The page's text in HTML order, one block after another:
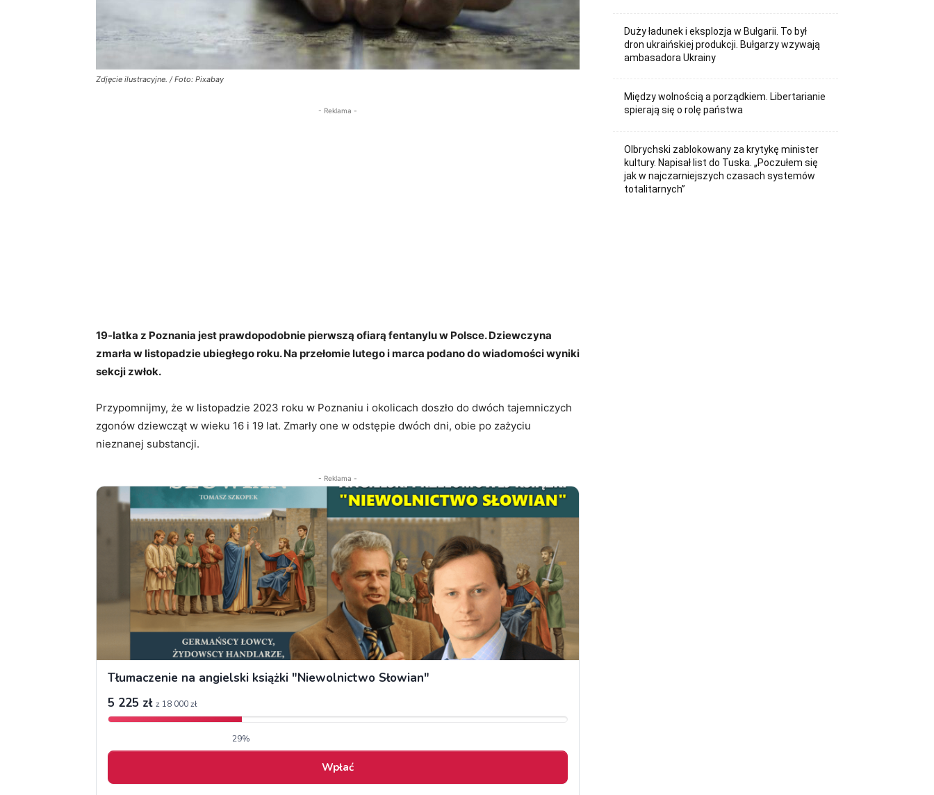
Zdjęcie ilustracyjne. / Foto: Pixabay
- Reklama -
19-latka z Poznania jest prawdopodobnie pierwszą ofiarą fentanylu w Polsce. Dziewczyna
zmarła w listopadzie ubiegłego roku. Na przełomie lutego i marca podano do wiadomości wyniki
sekcji zwłok.
Przypomnijmy, że w listopadzie 2023 roku w Poznaniu i okolicach doszło do dwóch tajemniczych
zgonów dziewcząt w wieku 16 i 19 lat. Zmarły one w odstępie dwóch dni, obie po zażyciu
nieznanej substancji.
- Reklama -
Duży ładunek i eksplozja w Bułgarii. To był
dron ukraińskiej produkcji. Bułgarzy wzywają
ambasadora Ukrainy
Między wolnością a porządkiem. Libertarianie
spierają się o rolę państwa
Olbrychski zablokowany za krytykę minister
kultury. Napisał list do Tuska. „Poczułem się
jak w najczarniejszych czasach systemów
totalitarnych”